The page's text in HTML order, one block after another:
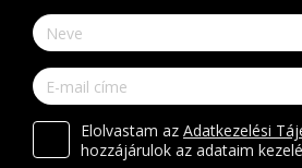
Elolvastam az Adatkezelési
hozzájárulok az adataim